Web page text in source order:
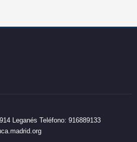
Leganés Teléfono: 916889133